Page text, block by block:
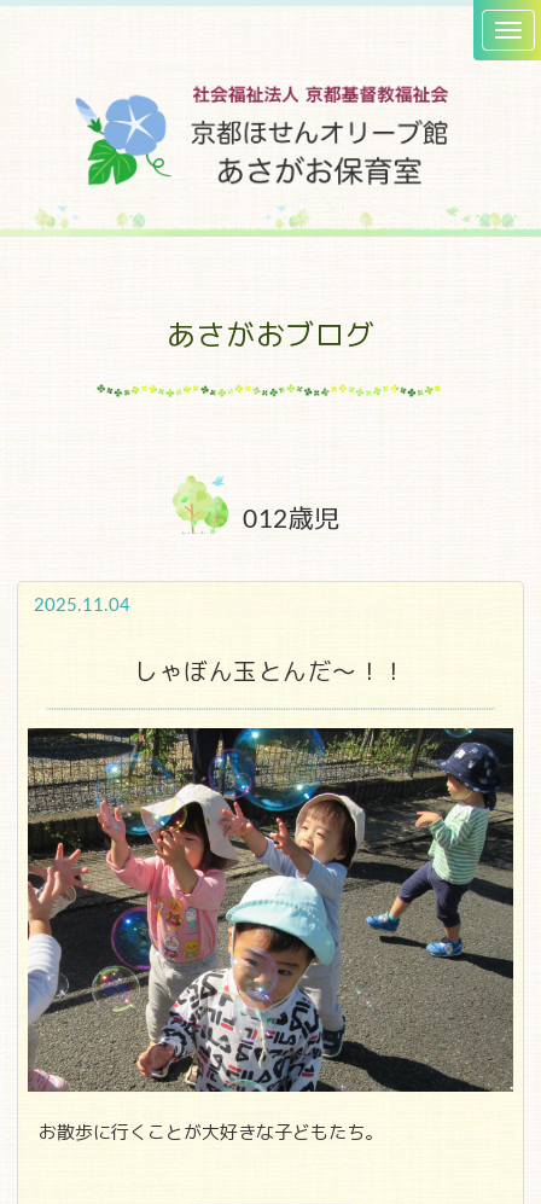
あさがおブログ
012歳児
2025.11.04
しゃぼん玉とんだ～！！
お散歩に行くことが大好きな子どもたち。